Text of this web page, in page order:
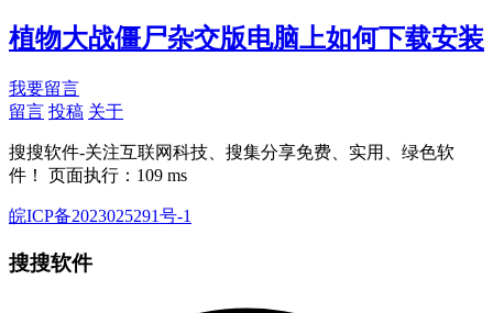
植物大战僵尸杂交版电脑上如何下载安装
我要留言
留言 投稿 关于
搜搜软件-关注互联网科技、搜集分享免费、实用、绿色软
件！ 页面执行：109 ms
皖ICP备2023025291号-1
搜搜软件